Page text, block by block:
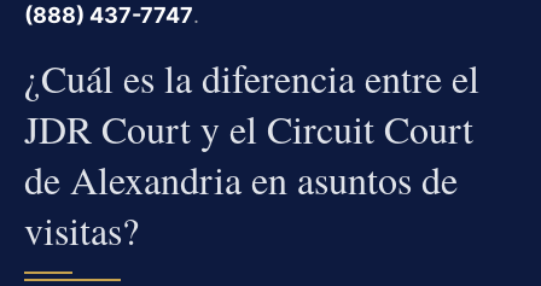
(888) 437-7747.
¿Cuál es la diferencia entre el
JDR Court y el Circuit Court
de Alexandria en asuntos de
visitas?